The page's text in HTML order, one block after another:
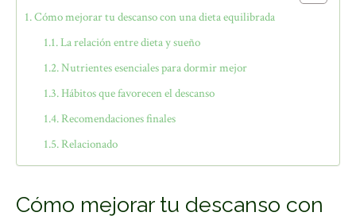
Cómo mejorar tu descanso con una dieta equilibrada
La relación entre dieta y sueño
Nutrientes esenciales para dormir mejor
Hábitos que favorecen el descanso
Recomendaciones finales
Relacionado
Cómo mejorar tu descanso con